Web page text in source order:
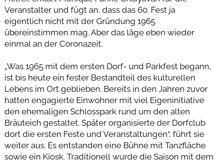
Veranstalter und fügt an, dass das 60. Fest ja
eigentlich nicht mit der Gründung 1965
übereinstimmen mag. Aber das läge eben wieder
einmal an der Coronazeit.
„Was 1965 mit dem ersten Dorf- und Parkfest begann,
ist bis heute ein fester Bestandteil des kulturellen
Lebens im Ort geblieben. Bereits in den Jahren zuvor
hatten engagierte Einwohner mit viel Eigeninitiative
den ehemaligen Schlosspark rund um den alten
Bräuteich gestaltet. Später organisierte der Dorfclub
dort die ersten Feste und Veranstaltungen“, führt sie
weiter aus. Es entstanden eine Bühne mit Tanzfläche
sowie ein Kiosk. Traditionell wurde die Saison mit dem